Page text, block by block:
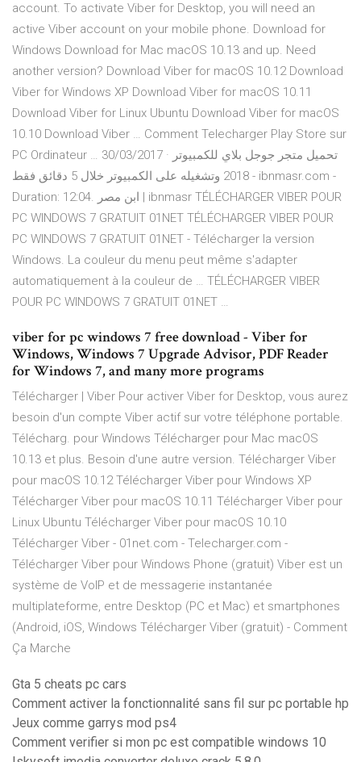
account. To activate Viber for Desktop, you will need an
active Viber account on your mobile phone. Download for
Windows Download for Mac macOS 10.13 and up. Need
another version? Download Viber for macOS 10.12 Download
Viber for Windows XP Download Viber for macOS 10.11
Download Viber for Linux Ubuntu Download Viber for macOS
10.10 Download Viber … Comment Telecharger Play Store sur
PC Ordinateur … 30/03/2017 · تحميل متجر جوجل بلاي للكمبيوتر
2018 وتشغيله على الكمبيوتر خلال 5 دقائق فقط - ibnmasr.com -
Duration: 12:04. ابن مصر | ibnmasr TÉLÉCHARGER VIBER POUR
PC WINDOWS 7 GRATUIT 01NET TÉLÉCHARGER VIBER POUR
PC WINDOWS 7 GRATUIT 01NET - Télécharger la version
Windows. La couleur du menu peut même s'adapter
automatiquement à la couleur de … TÉLÉCHARGER VIBER
POUR PC WINDOWS 7 GRATUIT 01NET …
viber for pc windows 7 free download - Viber for
Windows, Windows 7 Upgrade Advisor, PDF Reader
for Windows 7, and many more programs
Télécharger | Viber Pour activer Viber for Desktop, vous aurez
besoin d'un compte Viber actif sur votre téléphone portable.
Télécharg. pour Windows Télécharger pour Mac macOS
10.13 et plus. Besoin d'une autre version. Télécharger Viber
pour macOS 10.12 Télécharger Viber pour Windows XP
Télécharger Viber pour macOS 10.11 Télécharger Viber pour
Linux Ubuntu Télécharger Viber pour macOS 10.10
Télécharger Viber - 01net.com - Telecharger.com -
Télécharger Viber pour Windows Phone (gratuit) Viber est un
système de VoIP et de messagerie instantanée
multiplateforme, entre Desktop (PC et Mac) et smartphones
(Android, iOS, Windows Télécharger Viber (gratuit) - Comment
Ça Marche
Gta 5 cheats pc cars
Comment activer la fonctionnalité sans fil sur pc portable hp
Jeux comme garrys mod ps4
Comment verifier si mon pc est compatible windows 10